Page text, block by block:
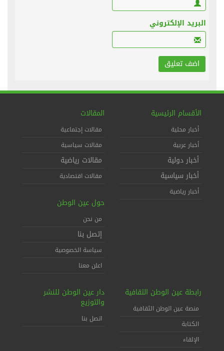
البريد الإلكتروني
الأقسام الرئيسية
أخبار محلية
أخبار عربية
أخبار دولية
أخبار سياسية
أخبار رياضية
المقالات
مقالات إجتماعية
مقالات سياسية
مقالات رياضية
مقالات اقتصادية
حول عين الوطن
من نحن
إتصل بنا
سياسة الخصوصية
اعلن معنا
رابطة عين الوطن الثقافية
منصة عين الوطن الثقافية
الكتابة
الإلقاء
دار عين الوطن للنشر
والتوزيع
اتصل بنا